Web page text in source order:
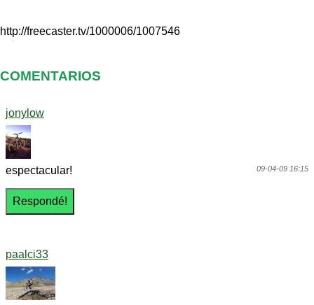
http://freecaster.tv/1000006/1007546
COMENTARIOS
jonylow
09-04-09 16:15
espectacular!
paalci33